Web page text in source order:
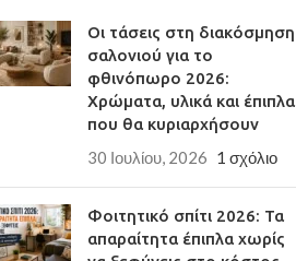
θετικά το χώρο σας σε κάτι
πρακτικό και όμορφο
σε 3-10 εργάσιμες ημέρες
Οι τάσεις στη διακόσμηση
σαλονιού για το
φθινόπωρο 2026:
Χρώματα, υλικά και έπιπλα
που θα κυριαρχήσουν
30 Ιουλίου, 2026 1 σχόλιο
Φοιτητικό σπίτι 2026: Τα
απαραίτητα έπιπλα χωρίς